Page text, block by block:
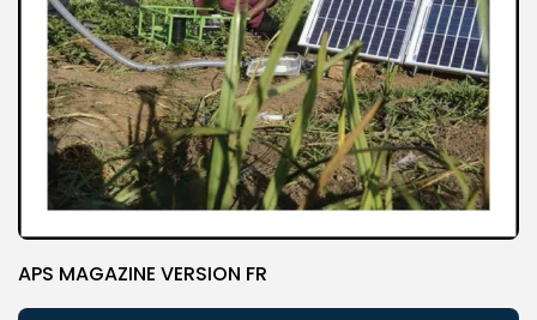
APS MAGAZINE VERSION FR